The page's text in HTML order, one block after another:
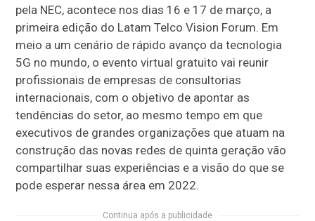
pela NEC, acontece nos dias 16 e 17 de março, a
primeira edição do Latam Telco Vision Forum. Em
meio a um cenário de rápido avanço da tecnologia
5G no mundo, o evento virtual gratuito vai reunir
profissionais de empresas de consultorias
internacionais, com o objetivo de apontar as
tendências do setor, ao mesmo tempo em que
executivos de grandes organizações que atuam na
construção das novas redes de quinta geração vão
compartilhar suas experiências e a visão do que se
pode esperar nessa área em 2022.
Continua após a publicidade